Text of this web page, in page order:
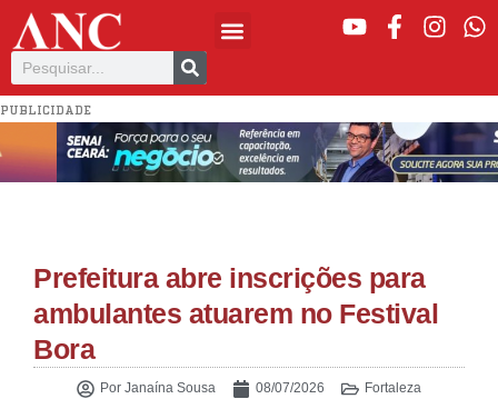
PUBLICIDADE
Prefeitura abre inscrições para
ambulantes atuarem no Festival
Bora
Por Janaína Sousa 08/07/2026 Fortaleza